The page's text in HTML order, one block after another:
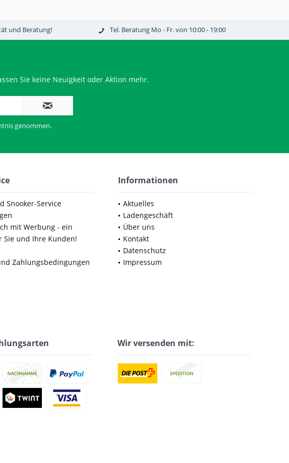
und Beratung! Tel. Beratung Mo - Fr. von 10:00 - 19:00
Sie keine Neuigkeit oder Aktion mehr.
genommen.
Snooker-Service
mit Werbung - ein
Sie und Ihre Kunden!
Zahlungsbedingungen
Informationen
Aktuelles
Ladengeschäft
Über uns
Kontakt
Datenschutz
Impressum
Wir versenden mit: